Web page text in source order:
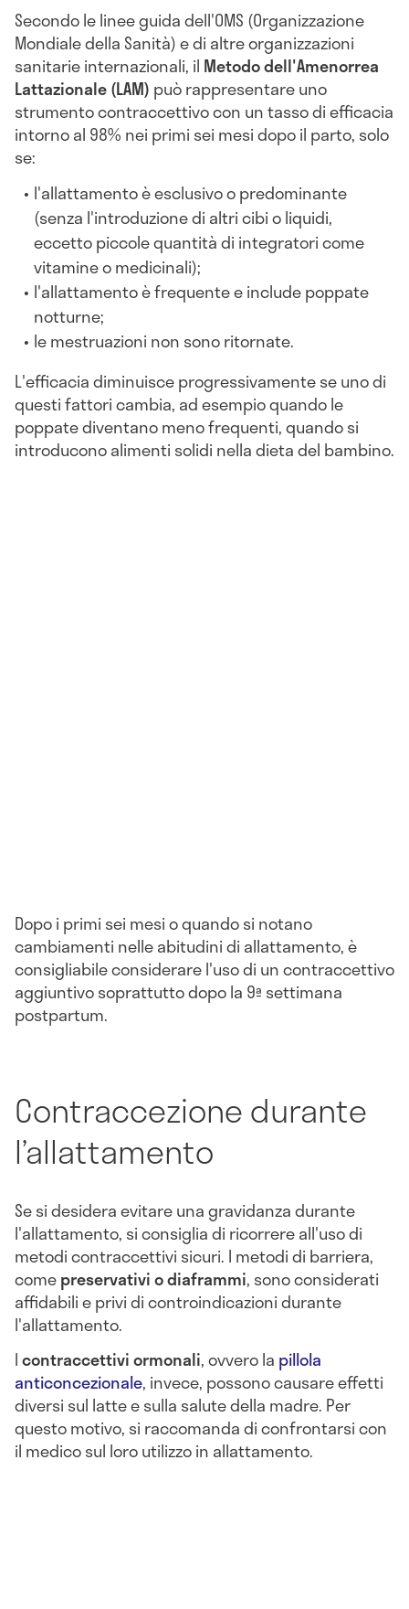
Secondo le linee guida dell'OMS (Organizzazione
Mondiale della Sanità) e di altre organizzazioni
sanitarie internazionali, il Metodo dell'Amenorrea
Lattazionale (LAM) può rappresentare uno
strumento contraccettivo con un tasso di efficacia
intorno al 98% nei primi sei mesi dopo il parto, solo
se:
l'allattamento è esclusivo o predominante
(senza l'introduzione di altri cibi o liquidi,
eccetto piccole quantità di integratori come
vitamine o medicinali);
l'allattamento è frequente e include poppate
notturne;
le mestruazioni non sono ritornate.
L'efficacia diminuisce progressivamente se uno di
questi fattori cambia, ad esempio quando le
poppate diventano meno frequenti, quando si
introducono alimenti solidi nella dieta del bambino.
Dopo i primi sei mesi o quando si notano
cambiamenti nelle abitudini di allattamento, è
consigliabile considerare l'uso di un contraccettivo
aggiuntivo soprattutto dopo la 9ª settimana
postpartum.
Contraccezione durante
l’allattamento
Se si desidera evitare una gravidanza durante
l'allattamento, si consiglia di ricorrere all'uso di
metodi contraccettivi sicuri. I metodi di barriera,
comepreservativi o diaframmi, sono considerati
affidabili e privi di controindicazioni durante
l'allattamento.
Icontraccettivi ormonali, ovvero la pillola
anticoncezionale, invece, possono causare effetti
diversi sul latte e sulla salute della madre. Per
questo motivo, si raccomanda di confrontarsi con
il medico sul loro utilizzo in allattamento.